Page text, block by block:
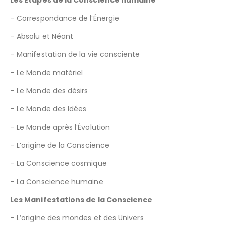
– Correspondance de l’Énergie
– Absolu et Néant
– Manifestation de la vie consciente
– Le Monde matériel
– Le Monde des désirs
– Le Monde des Idées
– Le Monde après l’Évolution
– L’origine de la Conscience
– La Conscience cosmique
– La Conscience humaine
Les Manifestations de la Conscience
– L’origine des mondes et des Univers